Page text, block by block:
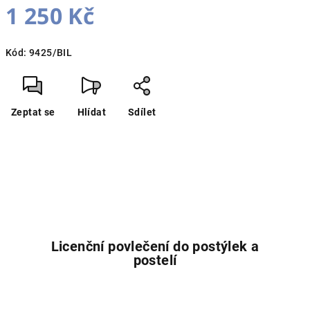
1 250 Kč
cena:
Kód: 9425/BIL
Zeptat se Hlídat Sdílet
Licenční povlečení do postýlek a
postelí